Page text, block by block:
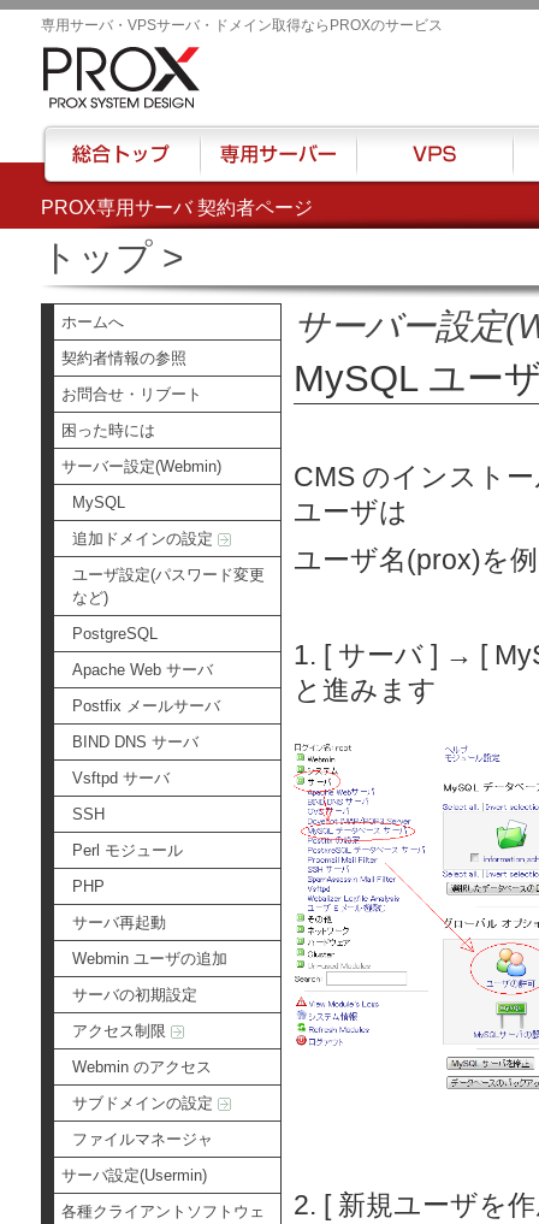
PROX専用サーバ 契約者ページ
専用サーバ・VPSサーバ・ドメイン取得ならPROXのサービス
トップ>
ホームへ
契約者情報の参照
お問合せ・リブート
困った時には
サーバー設定(Webmin)
MySQL
追加ドメインの設定
ユーザ設定(パスワード変更
など)
PostgreSQL
Apache Web サーバ
Postfix メールサーバ
BIND DNS サーバ
Vsftpd サーバ
SSH
Perl モジュール
PHP
サーバ再起動
Webmin ユーザの追加
サーバの初期設定
アクセス制限
Webmin のアクセス
サブドメインの設定
ファイルマネージャ
サーバ設定(Usermin)
各種クライアントソフトウェ
サーバー設定
MySQL ユー
CMS のインスト
ユーザは
ユーザ名(prox)を
1. [ サーバ ] → [
と進みます
2. [ 新規ユーザを
総合トップ 専用サーバー VPS ハ